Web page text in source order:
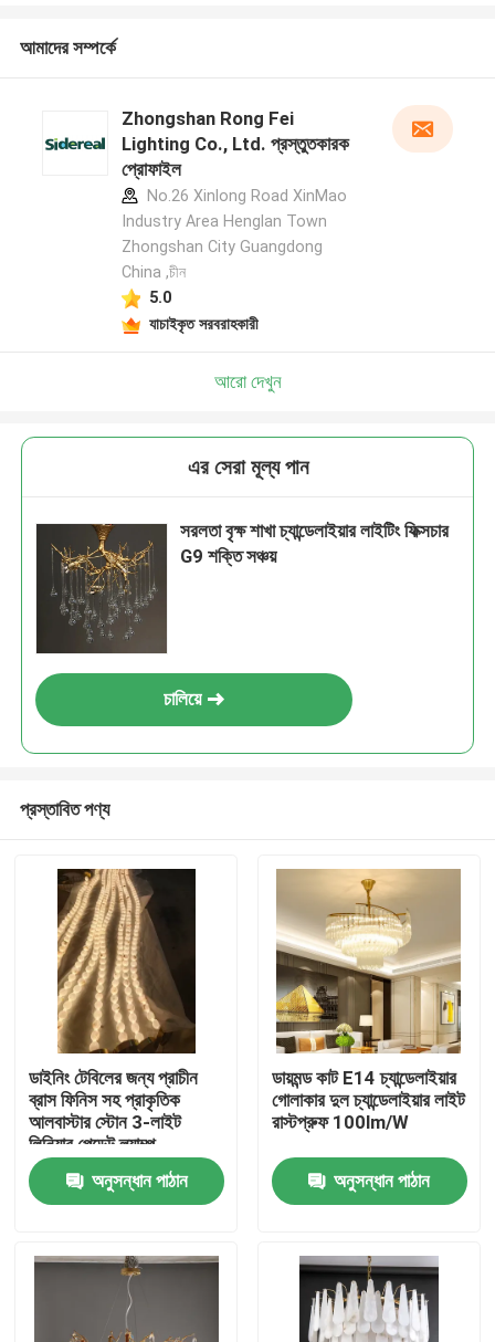
বাড়ি
পণ্য
আমাদের সম্বন্ধে
আমাদের সম্পর্কে
Zhongshan Rong Fei
Lighting Co., Ltd. প্রস্তুতকারক
প্রোফাইল
No.26 Xinlong Road XinMao
Industry Area Henglan Town
Zhongshan City Guangdong
China ,চীন
5.0
যাচাইকৃত সরবরাহকারী
আরো দেখুন
এর সেরা মূল্য পান
সরলতা বৃক্ষ শাখা চ্যান্ডেলাইয়ার লাইটিং ফিক্সচার
G9 শক্তি সঞ্চয়
চালিয়ে
প্রস্তাবিত পণ্য
ডাইনিং টেবিলের জন্য প্রাচীন
ব্রাস ফিনিস সহ প্রাকৃতিক
আলবাস্টার স্টোন 3-লাইট
লিনিয়ার পেন্ডেন্ট ল্যাম্প
অনুসন্ধান পাঠান
ডায়মন্ড কাট E14 চ্যান্ডেলাইয়ার
গোলাকার দুল চ্যান্ডেলাইয়ার লাইট
রাস্টপ্রুফ 100lm/W
অনুসন্ধান পাঠান